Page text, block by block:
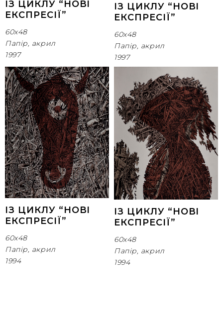
ІЗ ЦИКЛУ “НОВІ
ЕКСПРЕСІЇ”
60х48
Папір, акрил
1997
ІЗ ЦИКЛУ “НОВІ
ЕКСПРЕСІЇ”
60х48
Папір, акрил
1997
ІЗ ЦИКЛУ “НОВІ
ЕКСПРЕСІЇ”
60х48
Папір, акрил
1994
ІЗ ЦИКЛУ “НОВІ
ЕКСПРЕСІЇ”
60х48
Папір, акрил
1994